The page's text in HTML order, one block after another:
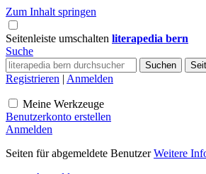
Zum Inhalt springen
Seitenleiste umschalten literapedia bern
Suche
Registrieren | Anmelden
Meine Werkzeuge
Benutzerkonto erstellen
Anmelden
Seiten für abgemeldete BenutzerWeitere